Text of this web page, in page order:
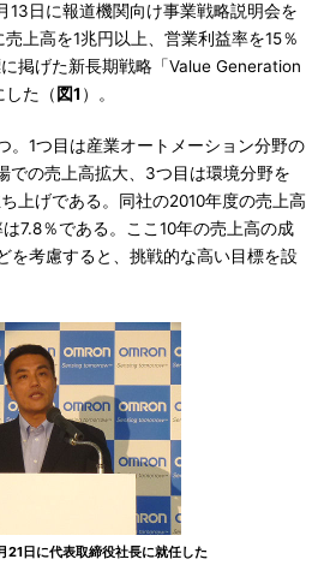
13日に報道機関向け事業戦略説明会を
上高を1兆円以上、営業利益率を15％
掲げた新長期戦略「Value Generation
した（ 図1 ）。
1つ目は産業オートメーション分野の
での売上高拡大、3つ目は環境分野を
上げである。同社の2010年度の売上高
7.8％である。ここ10年の売上高の成
を考慮すると、挑戦的な高い目標を設
日に代表取締役社長に就任した